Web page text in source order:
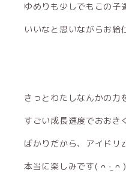
ゆめりも少しでもこの子
いいなと思いながらお給
きっとわたしなんかの力
すごい成長速度でおおき
ばかりだから、アイドリ
本当に楽しみです( ᴖ ·̫